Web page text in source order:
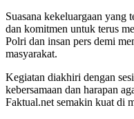
Suasana kekeluargaan yang
dan komitmen untuk terus
Polri dan insan pers demi
masyarakat.
Kegiatan diakhiri dengan
kebersamaan dan harapan
Faktual.net semakin kuat di